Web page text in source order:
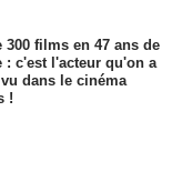
300 films en 47 ans de
: c'est l'acteur qu'on a
dans le cinéma
!